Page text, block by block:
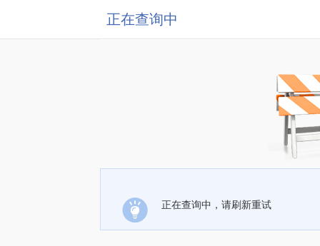
正在查询中
正在查询中，请刷新重试